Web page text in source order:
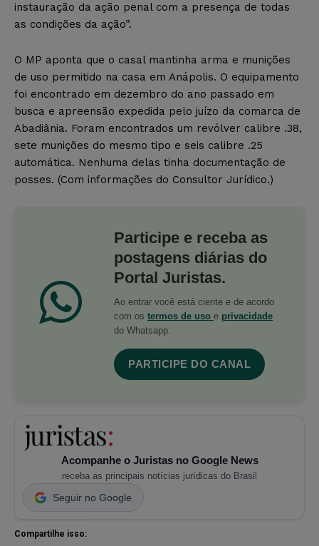
instauração da ação penal com a presença de todas
as condições da ação”.
O MP aponta que o casal mantinha arma e munições
de uso permitido na casa em Anápolis. O equipamento
foi encontrado em dezembro do ano passado em
busca e apreensão expedida pelo juízo da comarca de
Abadiânia. Foram encontrados um revólver calibre .38,
sete munições do mesmo tipo e seis calibre .25
automática. Nenhuma delas tinha documentação de
posses. (Com informações do Consultor Jurídico.)
Participe e receba as
postagens diárias do
Portal Juristas.
Ao entrar você está ciente e de acordo
com os termos de uso e privacidade
do Whatsapp.
PARTICIPE DO CANAL
Acompanhe o Juristas no Google News
receba as principais notícias jurídicas do Brasil
Seguir no Google
Compartilhe isso: